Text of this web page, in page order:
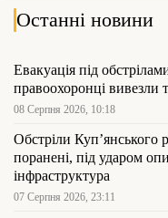
Останні новини
Евакуація під
правоохоронці вивезли
08 Серпня 2026, 10:18
Обстріли
поранені, під ударом
інфраструктура
07 Серпня 2026, 23:11